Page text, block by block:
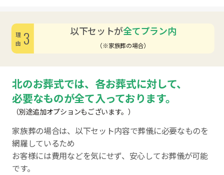
以下セットが全てプラン内
（※家族葬の場合）
理由3
北のお葬式では、各お葬式に対して、
必要なものが全て入っております。
（別途追加オプションもございます。）
家族葬の場合は、以下セット内容で葬儀に必要なものを
網羅しているため
お客様には費用などを気にせず、安心してお葬儀が可能
です。